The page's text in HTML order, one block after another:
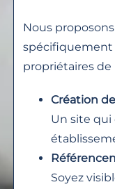
Nous
spécifiquement
propriétaires de
Création
Un site qui
Soyez